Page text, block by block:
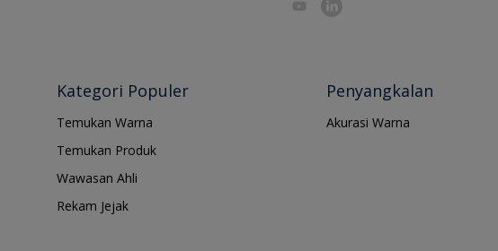
Kategori Populer
Temukan Warna
Temukan Produk
Wawasan Ahli
Rekam Jejak
Penyangkalan
Akurasi Warna